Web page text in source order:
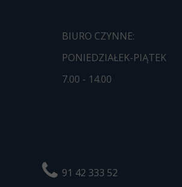
BIURO CZYNNE:
PONIEDZIAŁEK-PIĄTEK
7.00 - 14.00
91 42 333 52